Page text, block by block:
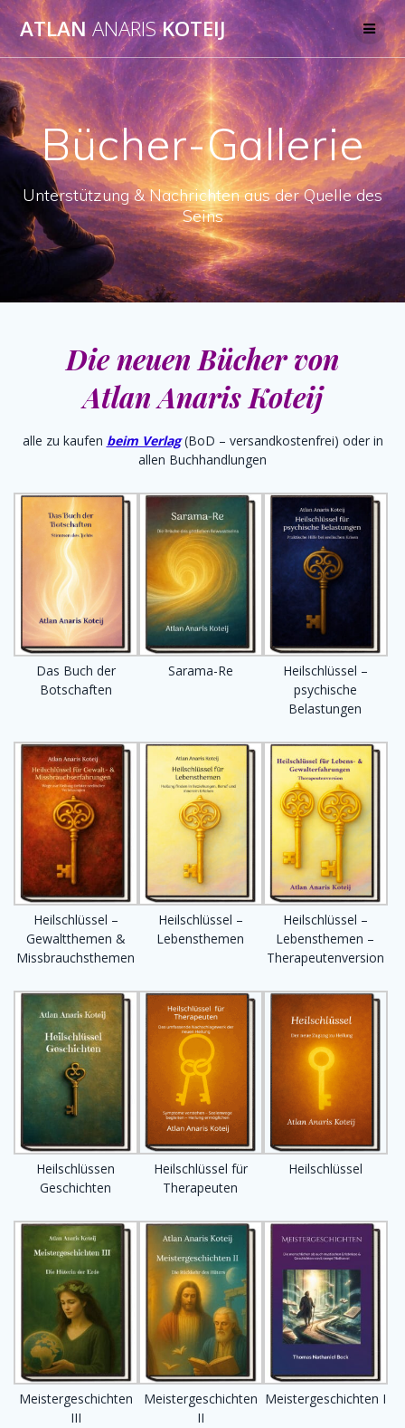
Skip
to
content
ATLANANARISKOTEIJ
Bücher-Gallerie
Unterstützung & Nachrichten aus der Quelle des
Seins
Die neuen Bücher von
Atlan Anaris Koteij
alle zu kaufen beim Verlag(BoD – versandkostenfrei) oder in
allen Buchhandlungen
Das Buch der
Botschaften
Sarama-Re
Heilschlüssel –
psychische
Belastungen
Heilschlüssel –
Gewaltthemen &
Missbrauchsthemen
Heilschlüssel –
Lebensthemen
Heilschlüssel –
Lebensthemen –
Therapeutenversion
Heilschlüssen
Geschichten
Heilschlüssel für
Therapeuten
Heilschlüssel
Meistergeschichten
III
Meistergeschichten
II
Meistergeschichten I